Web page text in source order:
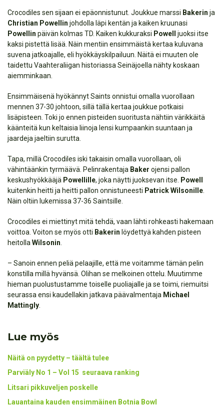
Crocodiles sen sijaan ei epäonnistunut. Joukkue marssi Bakerin ja
Christian Powellin johdolla läpi kentän ja kaiken kruunasi
Powellin päivän kolmas TD. Kaiken kukkuraksi Powell
juoksi itse
kaksi pistettä lisää. Näin mentiin ensimmäistä kertaa kuluvana
suvena jatkoajalle, eli hyökkäyskilpailuun. Näitä ei muuten ole
taidettu Vaahteraliigan historiassa Seinäjoella nähty koskaan
aiemminkaan.
Ensimmäisenä hyökännyt Saints onnistui omalla vuorollaan
mennen 37-30 johtoon, sillä tällä kertaa joukkue potkaisi
lisäpisteen. Toki jo ennen pisteiden suoritusta nähtiin värikkäitä
käänteitä kun keltaisia liinoja lensi kumpaankin suuntaan ja
jaardeja jaeltiin surutta.
Tapa, millä Crocodiles iski takaisin omalla vuorollaan, oli
vähintäänkin tyrmäävä. Pelinrakentaja Baker ojensi pallon
keskushyökkääjä Powellille, joka näytti juoksevan itse.
Powell
kuitenkin heitti ja heitti pallon onnistuneesti Patrick Wilsonille
Näin oltiin lukemissa 37-36 Saintsille.
Crocodiles ei miettinyt mitä tehdä, vaan lähti rohkeasti hakemaan
voittoa. Voiton se myös otti Bakerin löydettyä kahden pisteen
heitolla Wilsonin
– Sanoin ennen peliä pelaajille, että me voitamme tämän pelin
konstilla millä hyvänsä. Olihan se melkoinen ottelu. Muutimme
hieman puolustustamme toiselle puoliajalle ja se toimi, riemuitsi
seurassa ensi kaudellakin jatkava päävalmentaja Michael
Mattingly
Lue myös
Näitä on pyydetty – täältä tulee
Parviäly No 1 – Vol 15 seuraava ranking
Litsari pikkuveljen poskelle
Lauantaina kauden ensimmäinen Botnia Bowl